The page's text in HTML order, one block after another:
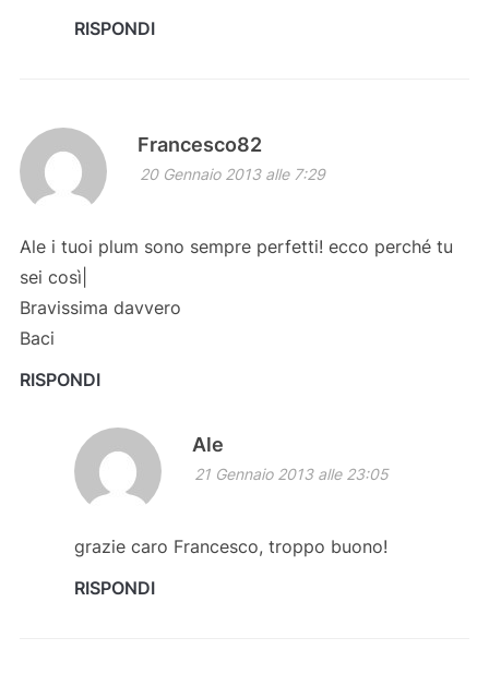
RISPONDI
Francesco82
20 Gennaio 2013 alle 7:29
Ale i tuoi plum sono sempre perfetti! ecco perché tu
sei così|
Bravissima davvero
Baci
RISPONDI
Ale
21 Gennaio 2013 alle 23:05
grazie caro Francesco, troppo buono!
RISPONDI